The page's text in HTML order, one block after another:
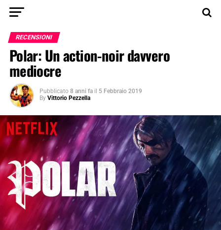
RECENSIONI
Polar: Un action-noir davvero
mediocre
Pubblicato 8 anni fa il 5 Febbraio 2019
By Vittorio Pezzella